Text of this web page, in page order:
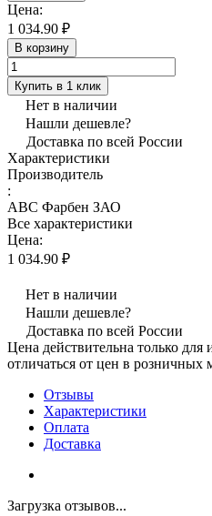
Цена:
1 034.90 ₽
В корзину
Купить в 1 клик
Нет в наличии
Нашли дешевле?
Доставка по всей России
Характеристики
Производитель
:
АВС Фарбен ЗАО
Все характеристики
Цена:
1 034.90 ₽
Нет в наличии
Нашли дешевле?
Доставка по всей России
Цена действительна только
отличаться от цен в розничных
Отзывы
Характеристики
Оплата
Доставка
Загрузка отзывов...